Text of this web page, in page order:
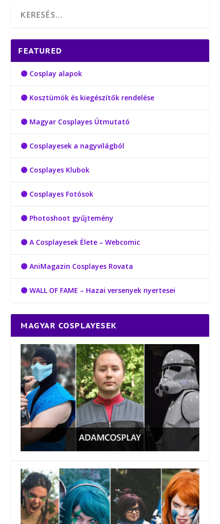
FEATURED
🟣 Cosplay alapok
🟣 Kosztümök és kiegészítők rendelése
🟣 Magyar Cosplayes Útmutató
🟣 Cosplayesek a nagyvilágból
🟣 Cosplayes Klubok
🟣 Cosplayes Fotósok
🟣 Photoshoot gyűjtemény
🟣 A Cosplayesek Élete – Webcomic
🟣 AniMagazin Cosplayes Rovata
🟣 WALL OF FAME – Hazai versenyek nyertesei
MAGYAR COSPLAYESEK